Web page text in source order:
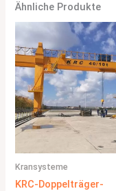
Ähnliche Produkte
Kransysteme
KRC-Doppelträger-